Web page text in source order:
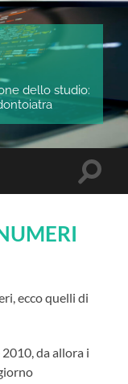
dello studio:
ecco quelli di
da allora i